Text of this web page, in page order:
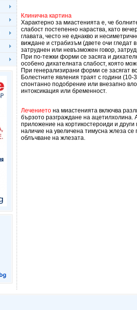
Клинична картина
Характерно за миастенията е, че
слабост постепенно нараства, като
главата, често не еднакво и
виждане и страбизъм (двете очи гледат
затруднен или невъзможен говор,
При по-тежки форми се засяга и
особено дихателната слабост, която
При генерализирани форми се засягат
Болестните явления траят с години
спонтанно подобрение или внезапно
интоксикация или бременност.
Лечението на миастенията включва
бързото разграждане на ацетилхолина.
приложение на кортикостероиди и
наличие на увеличена тимусна жлеза
облъчване на жлезата.